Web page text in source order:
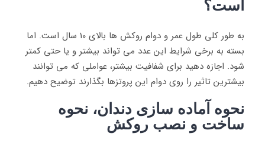
است؟
به طور کلی طول عمر و دوام روکش ‌ها بالای 10 سال است. اما
بسته به برخی شرایط این عدد می ‌تواند بیشتر و یا حتی کمتر
شود. اجازه دهید برای شفافیت بیشتر، عواملی که می ‌توانند
بیشترین تاثیر را روی دوام این پروتزها بگذارند توضیح دهیم.
نحوه آماده سازی دندان، نحوه
ساخت و نصب روکش